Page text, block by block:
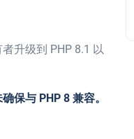
升级到 PHP 8.1 以
保与 PHP 8 兼容。